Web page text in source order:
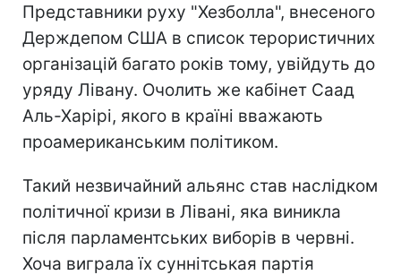
Представники руху "Хезболла", внесеного
Держдепом США в список терористичних
організацій багато років тому, увійдуть до
уряду Лівану. Очолить же кабінет Саад
Аль-Харірі, якого в країні вважають
проамериканським політиком.
Такий незвичайний альянс став наслідком
політичної кризи в Лівані, яка виникла
після парламентських виборів в червні.
Хоча виграла їх суннітськая партія